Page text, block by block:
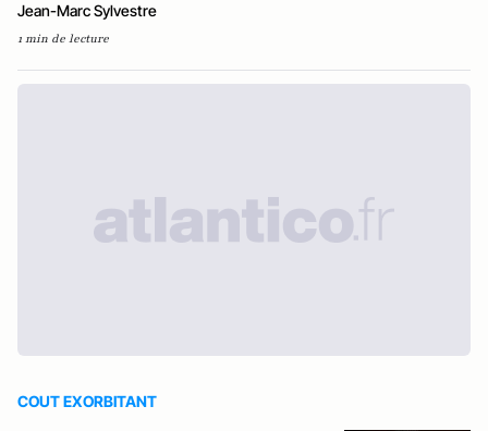
Jean-Marc Sylvestre
1 min de lecture
COUT EXORBITANT